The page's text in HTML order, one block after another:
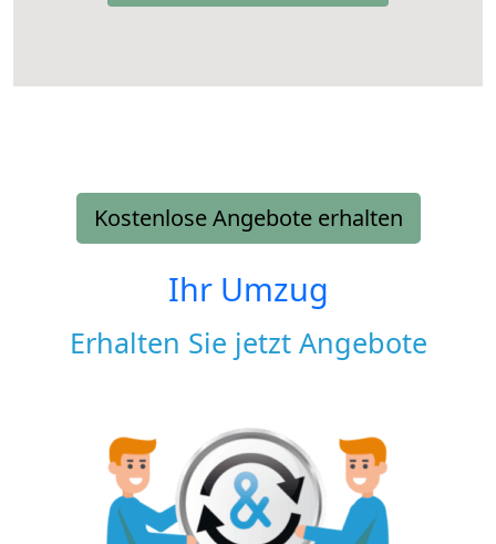
Kostenlose Angebote erhalten
Ihr Umzug
Erhalten Sie jetzt Angebote